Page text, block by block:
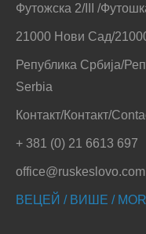
Футожска 2/III /
21000 Нови Сад/
Република Србија/
Serbia
Контакт/Контакт/
+ 381 (0) 21 6613 697
office@ruskeslovo.com
ВЕЦЕЙ / ВИШЕ /